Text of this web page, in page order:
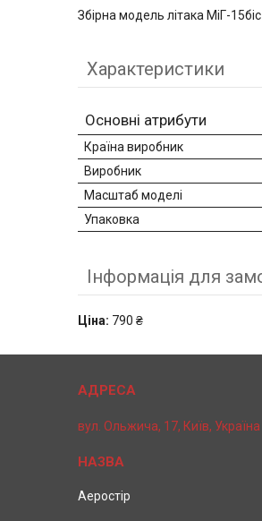
Збірна модель літака МіГ-
Характеристики
Основні атрибути
Країна виробник
Виробник
Масштаб моделі
Упаковка
Інформація для
Ціна: 790 ₴
вул. Ольжича, 17, Київ, Україна
Аеростір